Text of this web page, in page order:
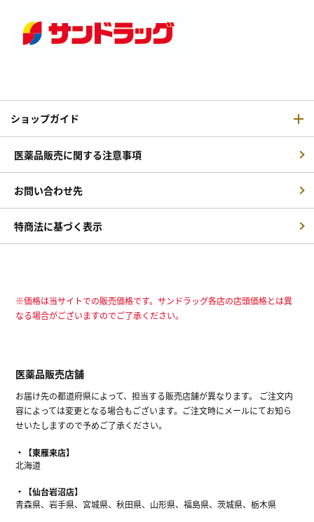
ショップガイド
医薬品販売に関する注意事項
お問い合わせ先
特商法に基づく表示
※価格は当サイトでの販売価格です。サンドラッグ各店の店頭価格とは異
なる場合がございますのでご了承ください。
医薬品販売店舗
お届け先の都道府県によって、担当する販売店舗が異なります。 ご注文内
容によっては変更となる場合もございます。ご注文時にメールにてお知ら
せいたしますので予めご了承ください。
【東雁来店】
北海道
【仙台岩沼店】
青森県、岩手県、宮城県、秋田県、山形県、福島県、茨城県、栃木県